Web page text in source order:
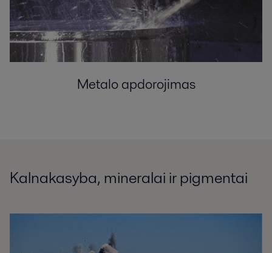
Metalo apdorojimas
Kalnakasyba, mineralai ir pigmentai